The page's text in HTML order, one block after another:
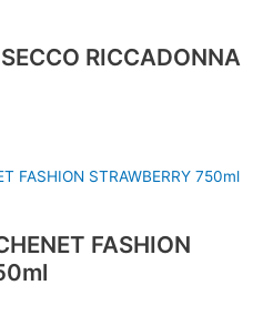
RICCADONNA
FASHION